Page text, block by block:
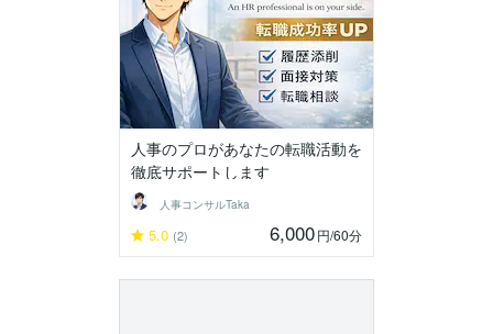
人事のプロがあなたの転職活動を
徹底サポートします
人事コンサルTaka
5.0 (2) 6,000円/60分